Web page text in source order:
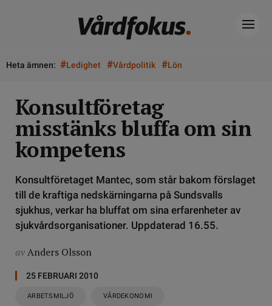
Heta ämnen: #Ledighet #Vårdpolitik #Lön
Konsultföretag
misstänks bluffa om sin
kompetens
Konsultföretaget Mantec, som står bakom förslaget
till de kraftiga nedskärningarna på Sundsvalls
sjukhus, verkar ha bluffat om sina erfarenheter av
sjukvårdsorganisationer. Uppdaterad 16.55.
avAnders Olsson
25 FEBRUARI 2010
ARBETSMILJÖ VÅRDEKONOMI